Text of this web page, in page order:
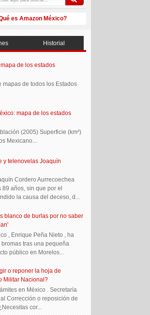
es Amazon México?
Historial
de los estados
mapas de todos los Estados
mapa de los estados
(2005) Superficie (km²)
Mexicano...
y telenovelas Joaquín
Cordero Aurrecoechea
89 años, sin que por el
la causa del deceso, d...
blanco de burlas por no saber
, Enrique Peña Nieto , ha
tras una pequeña
público en Morelos...
o reponer la hoja de
Militar Nacional?
en México . Secretaría
Corrección o reposición de
cor...